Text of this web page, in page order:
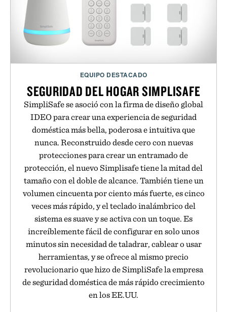
EQUIPO DESTACADO
SEGURIDAD DEL HOGAR SIMPLISAFE
SimpliSafe se asoció con la firma de diseño global
IDEO para crear una experiencia de seguridad
doméstica más bella, poderosa e intuitiva que
nunca. Reconstruido desde cero con nuevas
protecciones para crear un entramado de
protección, el nuevo Simplisafe tiene la mitad del
tamaño con el doble de alcance. También tiene un
volumen cincuenta por ciento más fuerte, es cinco
veces más rápido, y el teclado inalámbrico del
sistema es suave y se activa con un toque. Es
increíblemente fácil de configurar en solo unos
minutos sin necesidad de taladrar, cablear o usar
herramientas, y se ofrece al mismo precio
revolucionario que hizo de SimpliSafe la empresa
de seguridad doméstica de más rápido crecimiento
en los EE.UU.